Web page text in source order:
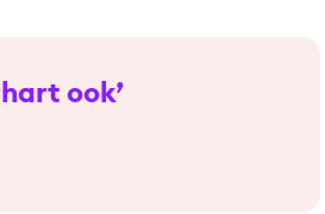
ook’